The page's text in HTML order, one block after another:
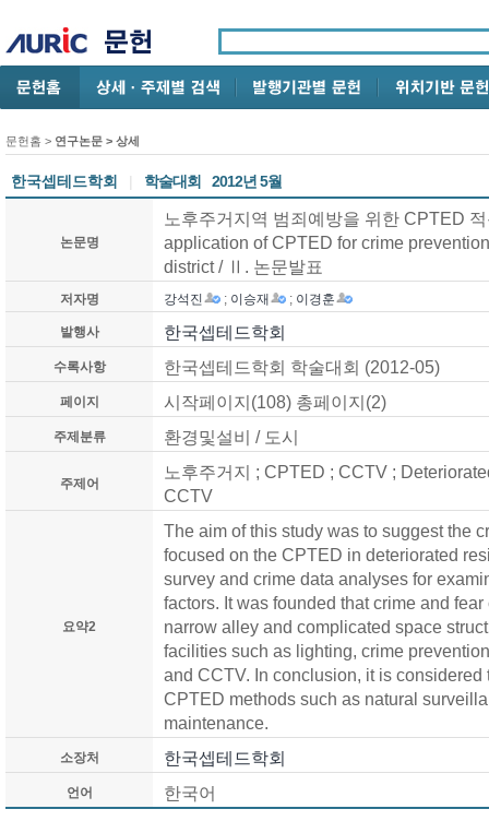
문헌홈 > 연구논문 > 상세
한국셉테드학회 | 학술대회 2012년 5월
논문명
노후주거지역 범죄예방을 위한 CPTED
application of CPTED for crime
district / Ⅱ. 논문발표
저자명 강석진 ; 이승재 ; 이경훈
발행사 한국셉테드학회
수록사항 한국셉테드학회 학술대회 (2012-05)
페이지 시작페이지(108) 총페이지(2)
주제분류 환경및설비 / 도시
주제어
노후주거지 ; CPTED ; CCTV ;
CCTV
요약2
The aim of this study was to suggest the
focused on the CPTED in deteriorated
survey and crime data analyses for
factors. It was founded that crime and
narrow alley and complicated space
facilities such as lighting, crime
and CCTV. In conclusion, it is
CPTED methods such as natural
maintenance.
소장처 한국셉테드학회
언어 한국어